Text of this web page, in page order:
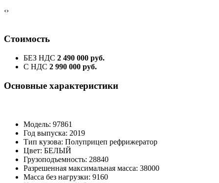
‹›
Стоимость
БЕЗ НДС 2 490 000 руб.
С НДС 2 990 000 руб.
Основные характеристики
Модель: 97861
Год выпуска: 2019
Тип кузова: Полуприцеп рефрижератор
Цвет: БЕЛЫЙ
Грузоподъемность: 28840
Разрешенная максимальная масса: 38000
Масса без нагрузки: 9160